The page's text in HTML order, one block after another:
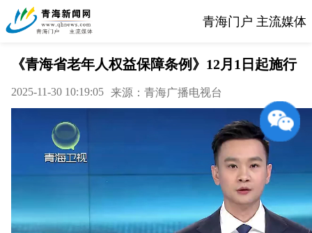
青海门户 主流媒体
《青海省老年人权益保障条例》12月1日起施行
2025-11-30 10:19:05 来源：青海广播电视台